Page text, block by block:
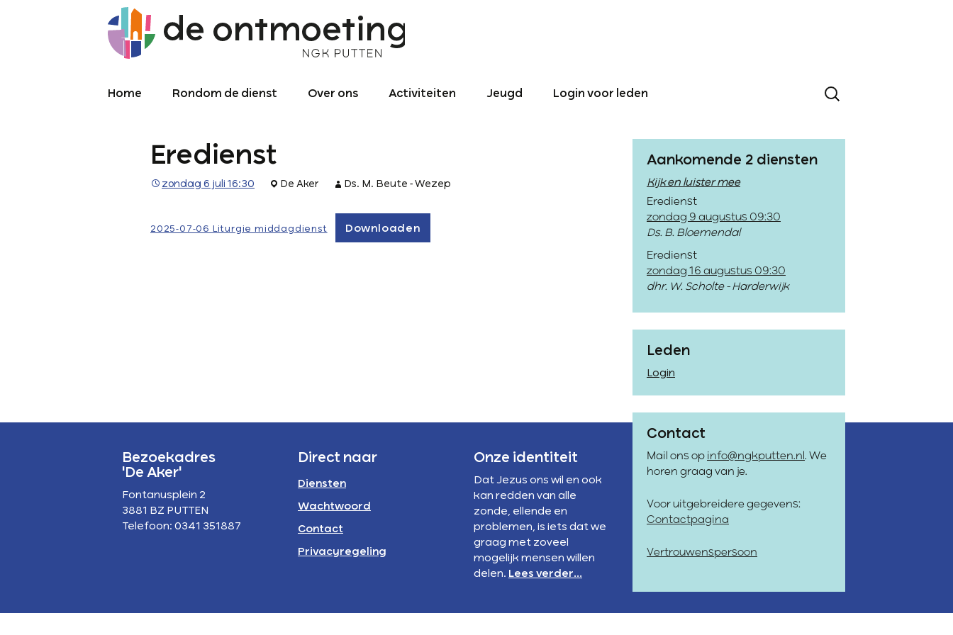
Home Rondom de dienst
Meekijken/luisteren
Over de kerkdienst
Archief liturgie
Diensten
Over ons
Putten 1990 tot
Predikant
Activiteiten
buiten
Binnen- en
buitenland
Jeugd Login voor leden
Eredienst
zondag 6 juli 16:30 De Aker Ds. M. Beute - Wezep
2025-07-06 Liturgie middagdienst Downloaden
Aankomende 2 diensten
Kijk en luister mee
Eredienst
zondag 9 augustus 09:30
Ds. B. Bloemendal
Eredienst
zondag 16 augustus 09:30
dhr. W. Scholte - Harderwijk
Leden
Login
Contact
Mail ons op info@ngkputten.nl . We
horen graag van je.
Voor uitgebreidere gegevens:
Contactpagina
Vertrouwenspersoon
Bezoekadres
'De Aker'
Fontanusplein 2
3881 BZ PUTTEN
Telefoon: 0341 351887
Direct naar
Diensten
Wachtwoord
Contact
Privacyregeling
Onze identiteit
Dat Jezus ons wil en ook
kan redden van alle
zonde, ellende en
problemen, is iets dat we
graag met zoveel
mogelijk mensen willen
delen. Lees verder...